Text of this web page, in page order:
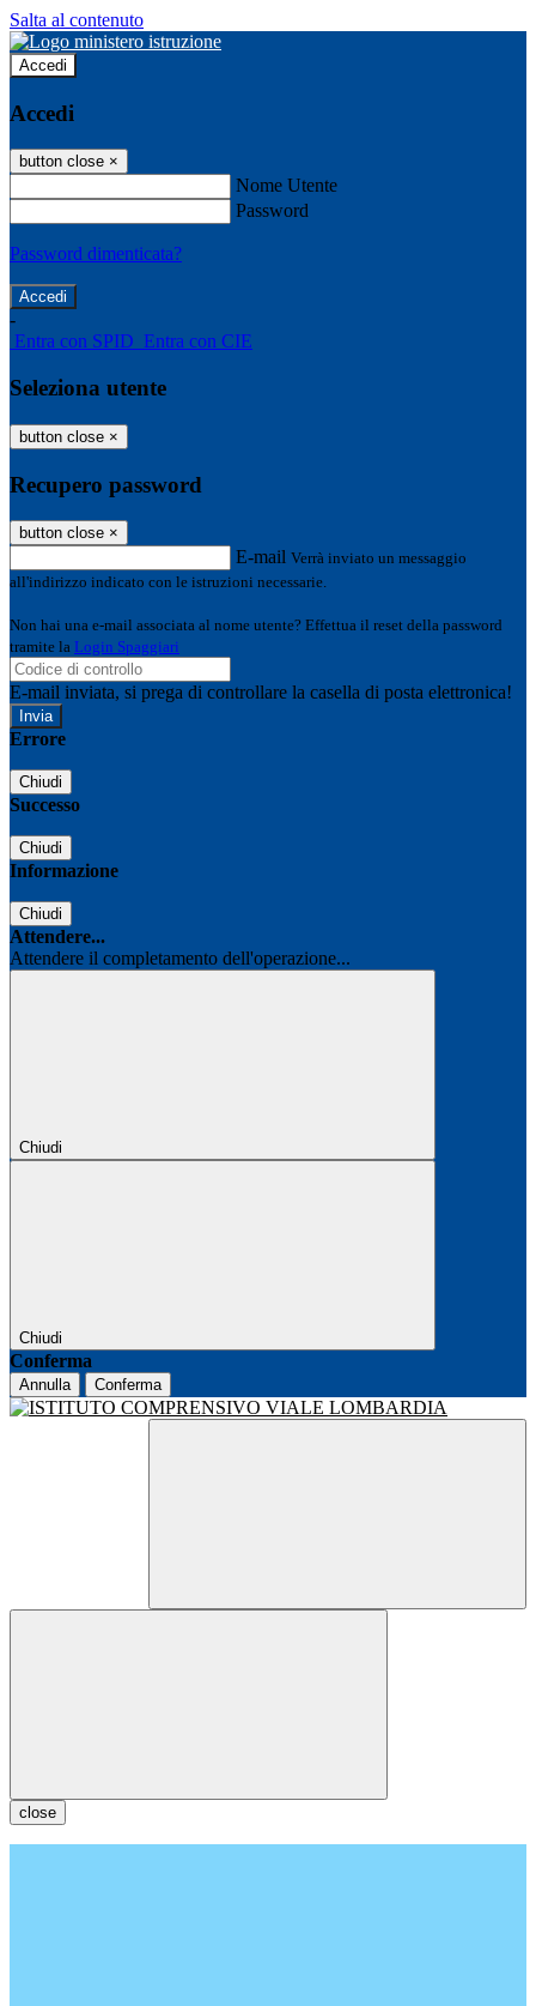
Salta al contenuto
Accedi
Accedi
button close ×
Nome Utente
Password
Password dimenticata?
-
Entra con SPID Entra con CIE
Seleziona utente
button close ×
Recupero password
button close ×
E-mail Verrà inviato un messaggio
all'indirizzo indicato con le istruzioni necessarie.
Non hai una e-mail associata al nome utente? Effettua il reset della password
tramite la Login Spaggiari
E-mail inviata, si prega di controllare la casella di posta elettronica!
Errore
Chiudi
Successo
Chiudi
Informazione
Chiudi
Attendere...
Attendere il completamento dell'operazione...
Chiudi
Chiudi
Conferma
Annulla Conferma
close